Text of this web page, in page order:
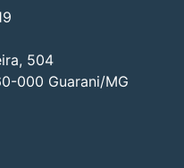
504
000 Guarani/MG